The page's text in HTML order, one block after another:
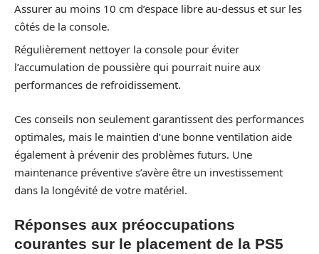
Assurer au moins 10 cm d’espace libre au-dessus et sur les
côtés de la console.
Régulièrement nettoyer la console pour éviter
l’accumulation de poussière qui pourrait nuire aux
performances de refroidissement.
Ces conseils non seulement garantissent des performances
optimales, mais le maintien d’une bonne ventilation aide
également à prévenir des problèmes futurs. Une
maintenance préventive s’avère être un investissement
dans la longévité de votre matériel.
Réponses aux préoccupations
courantes sur le placement de la PS5